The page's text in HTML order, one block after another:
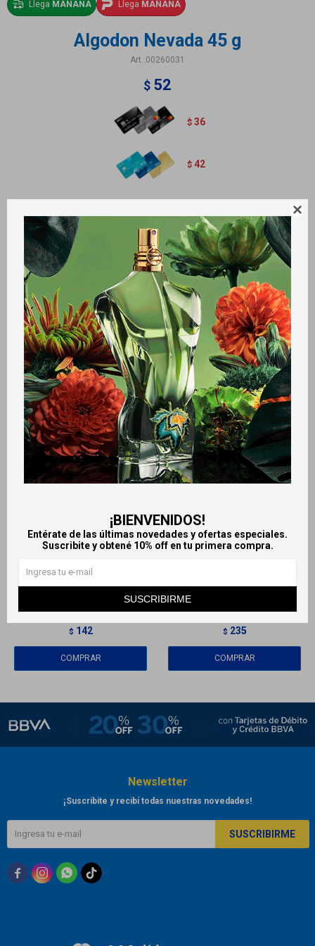

¡BIENVENIDOS!
Entérate de las últimas novedades y ofertas especiales.
Suscribite y obtené 10% off en tu primera compra.
SUSCRIBIRME
Llega MAÑANA Llega MAÑANA
Algodon Nevada 45 g
00260031
$ 52
$ 36
$ 42
Métodos y costos de envío
Retiros gratuitos en tiendas
Productos que te pueden interesar
LlegaMAÑANA
MAÑANA
Zig Zag algodón hidrófilo -
100g
$ 142
Llega MAÑANA
Algodón Zig Zag Espuma -
200 g
$ 235
Newsletter
¡Suscribite y recibí todas nuestras novedades!
SUSCRIBIRME
  